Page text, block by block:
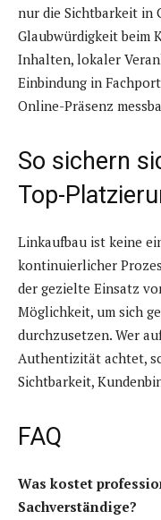
nur die Sichtbarkeit in
Glaubwürdigkeit beim
Inhalten, lokaler
Einbindung in
Online-Präsenz
So sichern
Top-
Linkaufbau ist keine
kontinuierlicher
der gezielte Einsatz
Möglichkeit, um sich
durchzusetzen. Wer
Authentizität achtet,
Sichtbarkeit,
FAQ
Was kostet
Sachverständige?